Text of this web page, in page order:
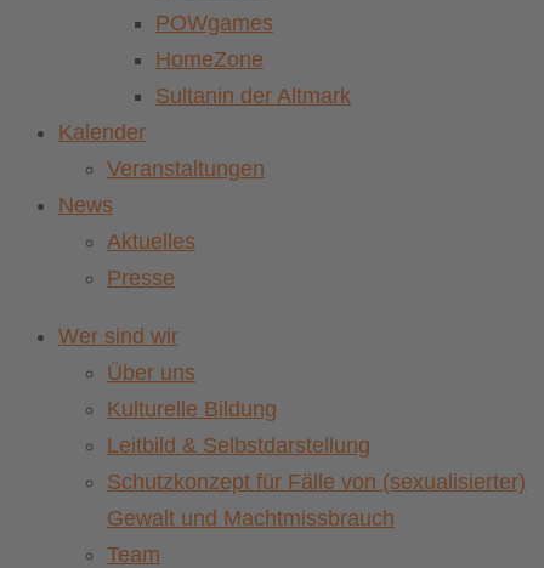
POWgames
HomeZone
Sultanin der Altmark
Kalender
Veranstaltungen
News
Aktuelles
Presse
Wer sind wir
Über uns
Kulturelle Bildung
Leitbild & Selbstdarstellung
Schutzkonzept für Fälle von (sexualisierter)
Gewalt und Machtmissbrauch
Team